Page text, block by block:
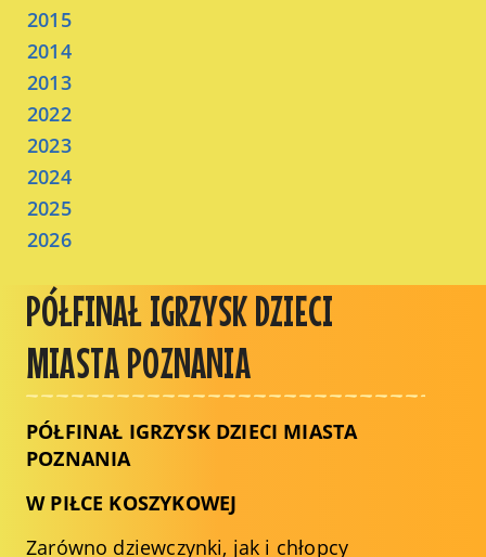
2015
2014
2013
2022
2023
2024
2025
2026
PÓŁFINAŁ IGRZYSK DZIECI
MIASTA POZNANIA
PÓŁFINAŁ IGRZYSK DZIECI MIASTA
POZNANIA
W PIŁCE KOSZYKOWEJ
Zarówno dziewczynki, jak i chłopcy